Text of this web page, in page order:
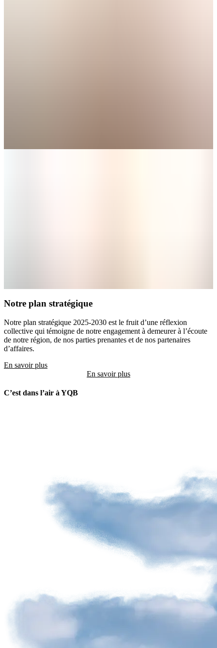
Notre plan stratégique
Notre plan stratégique 2025-2030 est le fruit d’une réflexion
collective qui témoigne de notre engagement à demeurer à l’écoute
de notre région, de nos parties prenantes et de nos partenaires
d’affaires.
En savoir plus
C’est dans l’air à YQB